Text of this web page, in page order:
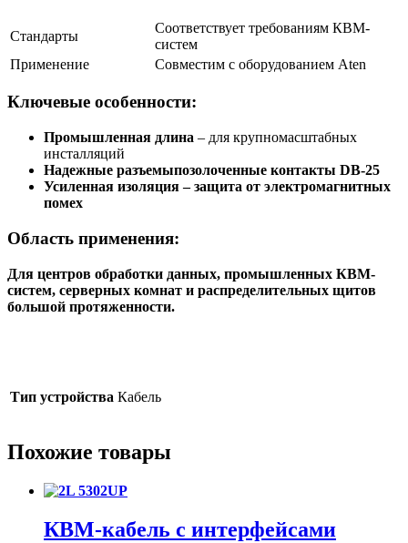
Стандарты
Соответствует требованиям КВМ-
систем
Применение
Совместим с оборудованием Aten
Ключевые особенности:
Промышленная длина – для крупномасштабных
инсталляций
Надежные разъемыпозолоченные контакты DB-25
Усиленная изоляция– защита от электромагнитных
помех
Область применения:
Для центров обработки данных, промышленных КВМ-
систем, серверных комнат и распределительных щитов
большой протяженности.
Тип устройства Кабель
Похожие товары
КВМ-кабель с интерфейсами